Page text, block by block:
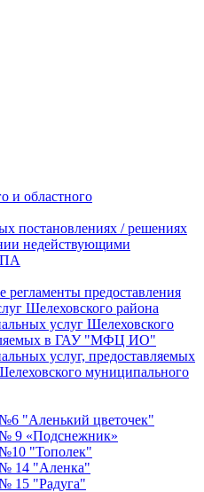
и областного
постановлениях / решениях
недействующими
предоставления
Шелеховского района
услуг Шелеховского
в ГАУ "МФЦ ИО"
услуг, предоставляемых
муниципального
"Аленький цветочек"
9 «Подснежник»
"Тополек"
№ 14 "Аленка"
15 "Радуга"